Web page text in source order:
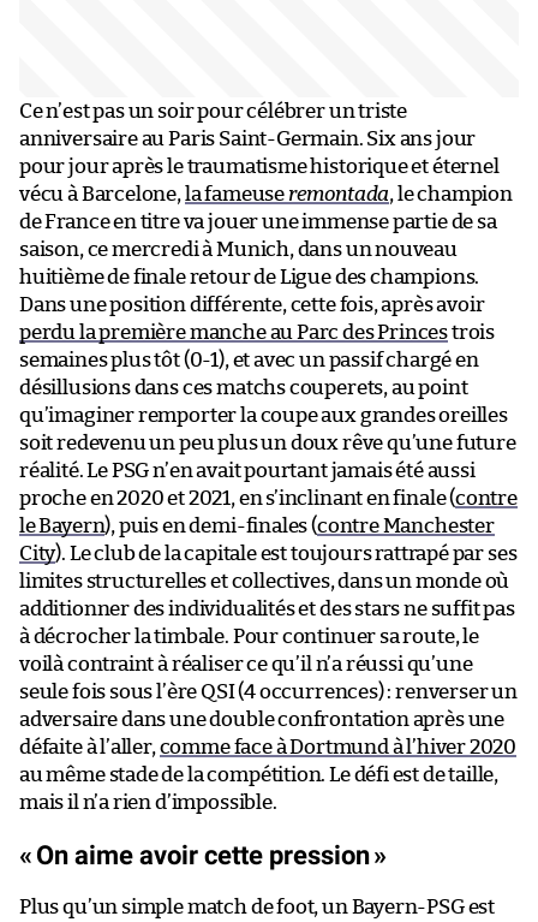
Ce n’est pas un soir pour célébrer un triste
anniversaire au Paris Saint-Germain. Six ans jour
pour jour après le traumatisme historique et éternel
vécu à Barcelone, la fameuse remontada, le champion
de France en titre va jouer une immense partie de sa
saison, ce mercredi à Munich, dans un nouveau
huitième de finale retour de Ligue des champions.
Dans une position différente, cette fois, après avoir
perdu la première manche au Parc des Princestrois
semaines plus tôt (0-1), et avec un passif chargé en
désillusions dans ces matchs couperets, au point
qu’imaginer remporter la coupe aux grandes oreilles
soit redevenu un peu plus un doux rêve qu’une future
réalité. Le PSG n’en avait pourtant jamais été aussi
proche en 2020 et 2021, en s’inclinant en finale (contre
le Bayern), puis en demi-finales (contre Manchester
City). Le club de la capitale est toujours rattrapé par ses
limites structurelles et collectives, dans un monde où
additionner des individualités et des stars ne suffit pas
à décrocher la timbale. Pour continuer sa route, le
voilà contraint à réaliser ce qu’il n’a réussi qu’une
seule fois sous l’ère QSI (4 occurrences) : renverser un
adversaire dans une double confrontation après une
défaite à l’aller, comme face à Dortmund à l’hiver 2020
au même stade de la compétition. Le défi est de taille,
mais il n’a rien d’impossible.
«On aime avoir cette pression»
Plus qu’un simple match de foot, un Bayern-PSG est